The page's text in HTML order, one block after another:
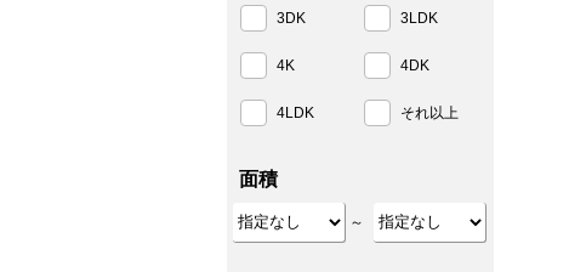
3DK 3LDK
4K 4DK
4LDK それ以上
面積
～